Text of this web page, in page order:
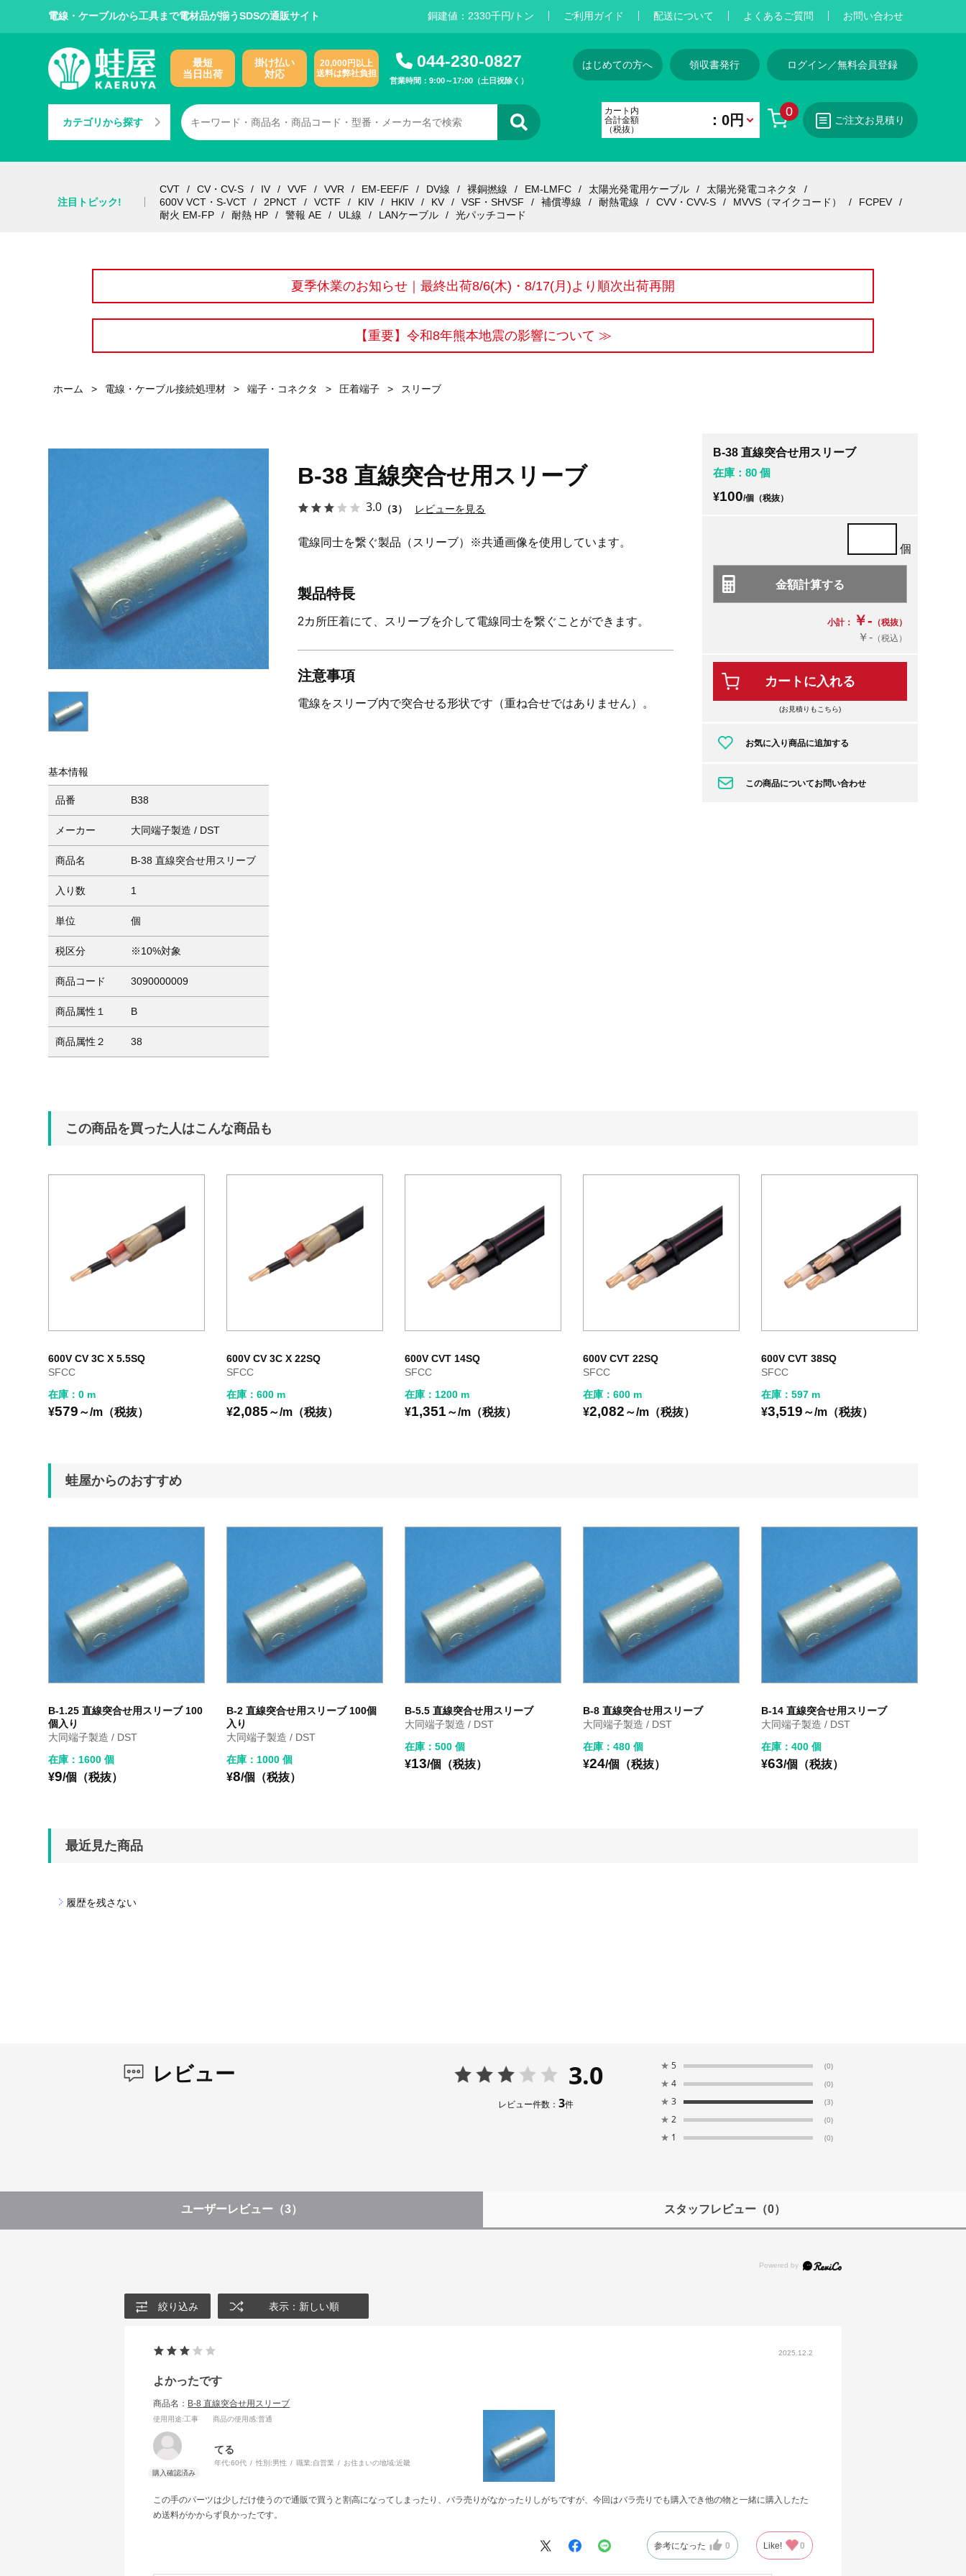
電線・ケーブルから工具まで電材品が揃うSDSの通販サイト 銅建値： 2330千円/トン ご利用ガイド 配送について よくあるご質問 お問い合わせ
最短
当日出荷
掛け払い
対応
20,000円以上
送料は弊社負担
044-230-0827
営業時間：9:00～17:00（土日祝除く）
カテゴリから探す
はじめての方へ 領収書発行 ログイン／無料会員登録
0
カート内
合計金額
（税抜）
：0円 ご注文お見積り
注目トピック!
CVT CV・CV-S IV VVF VVR EM-EEF/F DV線 裸銅撚線 EM-LMFC 太陽光発電用ケーブル
太陽光発電コネクタ
600V VCT・S-VCT
2PNCT VCTF KIV HKIV KV VSF・SHVSF 補償導線 耐熱電線 CVV・CVV-S MVVS（マイクコード）
FCPEV
耐火 EM-FP
耐熱 HP 警報 AE UL線 LANケーブル 光パッチコード
夏季休業のお知らせ｜最終出荷8/6(木)・8/17(月)より順次出荷再開
【重要】令和8年熊本地震の影響について ≫
ホーム > 電線・ケーブル接続処理材 > 端子・コネクタ > 圧着端子 > スリーブ
基本情報
品番 B38
メーカー 大同端子製造 / DST
商品名 B-38 直線突合せ用スリーブ
入り数 1
単位 個
税区分 ※10%対象
商品コード 3090000009
商品属性１ B
商品属性２ 38
B-38 直線突合せ用スリーブ
3.0 （3） レビューを見る
電線同士を繋ぐ製品（スリーブ）※共通画像を使用しています。
製品特長
2カ所圧着にて、スリーブを介して電線同士を繋ぐことができます。
注意事項
電線をスリーブ内で突合せる形状です（重ね合せではありません）。
B-38 直線突合せ用スリーブ
在庫：80 個
¥100/個（税抜）
個
小計： ￥- （税抜）
￥-（税込）
カートに入れる
(お見積りもこちら)
お気に入り商品に追加する
この商品についてお問い合わせ
この商品を買った人はこんな商品も
600V CV 3C X 5.5SQ
SFCC
在庫：0 m
¥579 ～/m（税抜）
600V CV 3C X 22SQ
SFCC
在庫：600 m
¥2,085 ～/m（税抜）
600V CVT 14SQ
SFCC
在庫：1200 m
¥1,351 ～/m（税抜）
600V CVT 22SQ
SFCC
在庫：600 m
¥2,082 ～/m（税抜）
600V CVT 38SQ
SFCC
在庫：597 m
¥3,519 ～/m（税抜）
蛙屋からのおすすめ
B-1.25 直線突合せ用スリーブ 100
個入り
大同端子製造 / DST
在庫：1600 個
¥9/個（税抜）
B-2 直線突合せ用スリーブ 100個
入り
大同端子製造 / DST
在庫：1000 個
¥8/個（税抜）
B-5.5 直線突合せ用スリーブ
大同端子製造 / DST
在庫：500 個
¥13/個（税抜）
B-8 直線突合せ用スリーブ
大同端子製造 / DST
在庫：480 個
¥24/個（税抜）
B-14 直線突合せ用スリーブ
大同端子製造 / DST
在庫：400 個
¥63/個（税抜）
最近見た商品
履歴を残さない
レビュー 3.0
レビュー件数： 3件
★ 5 (0)
★ 4 (0)
★ 3 (3)
★ 2 (0)
★ 1 (0)
ユーザーレビュー （3） スタッフレビュー（0）
絞り込み 表示：新しい順
2025.12.2
よかったです
商品名： B-8 直線突合せ用スリーブ
使用用途:工事 商品の使用感:普通
てる
年代:60代 性別:男性 職業:自営業 お住まいの地域:近畿
この手のパーツは少しだけ使うので通販で買うと割高になってしまったり、バラ売りがなかったりしがちですが、今回はバラ売りでも購入でき他の物と一緒に購入したた
め送料がかからず良かったです。
参考になった 0 Like! 0